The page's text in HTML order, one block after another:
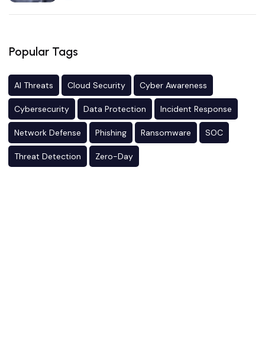
Popular Tags
AI Threats Cloud Security Cyber Awareness
Cybersecurity Data Protection Incident Response
Network Defense Phishing Ransomware SOC
Threat Detection Zero-Day